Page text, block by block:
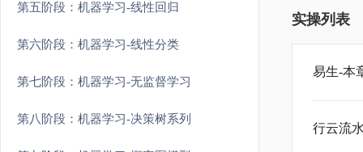
第五阶段：机器学习-线性回归
第六阶段：机器学习-线性分类
第七阶段：机器学习-无监督学习
第八阶段：机器学习-决策树系列
实操列表
易生-本
行云流